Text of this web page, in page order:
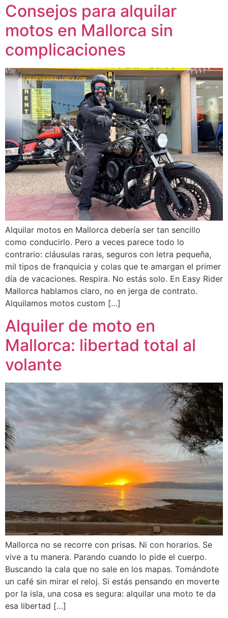
Consejos para alquilar
motos en Mallorca sin
complicaciones
Alquilar motos en Mallorca debería ser tan sencillo
como conducirlo. Pero a veces parece todo lo
contrario: cláusulas raras, seguros con letra pequeña,
mil tipos de franquicia y colas que te amargan el primer
día de vacaciones. Respira. No estás solo. En Easy Rider
Mallorca hablamos claro, no en jerga de contrato.
Alquilamos motos custom […]
Alquiler de moto en
Mallorca: libertad total al
volante
Mallorca no se recorre con prisas. Ni con horarios. Se
vive a tu manera. Parando cuando lo pide el cuerpo.
Buscando la cala que no sale en los mapas. Tomándote
un café sin mirar el reloj. Si estás pensando en moverte
por la isla, una cosa es segura: alquilar una moto te da
esa libertad […]